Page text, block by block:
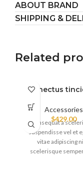
ABOUT BRAND
SHIPPING &
Related
Henectus
Accessories
$429.00
Consequat a
suspendisse vel et
vitae adipiscing
scelerisque